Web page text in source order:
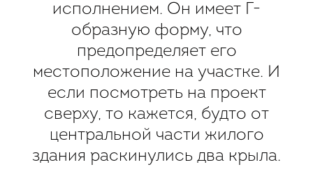
исполнением. Он имеет Г-
образную форму, что
предопределяет его
местоположение на участке. И
если посмотреть на проект
сверху, то кажется, будто от
центральной части жилого
здания раскинулись два крыла.